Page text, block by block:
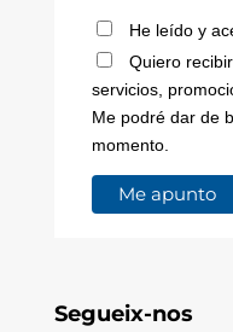
He leído y
Quiero
servicios,
Me podré dar de
momento.
Segueix-nos